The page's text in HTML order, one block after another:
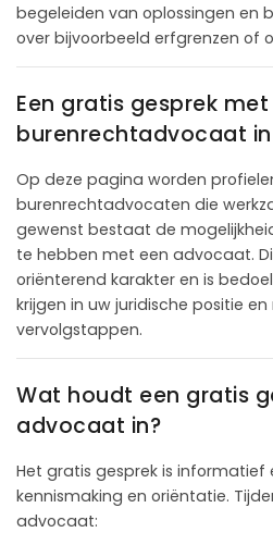
begeleiden van oplossingen en
over bijvoorbeeld erfgrenzen of
Een gratis gesprek
burenrechtadvocaat in
Op deze pagina worden
burenrechtadvocaten die
gewenst bestaat de
te hebben met een advocaat.
oriënterend karakter en is
krijgen in uw juridische positie en
vervolgstappen.
Wat houdt een gratis
advocaat in?
Het gratis gesprek is informatief
kennismaking en oriëntatie.
advocaat: